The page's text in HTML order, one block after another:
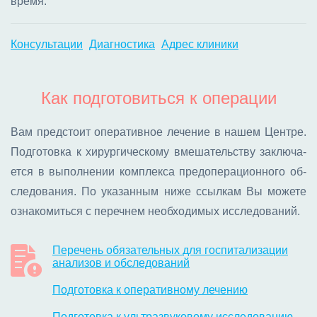
Консультации Диагностика Адрес клиники
Как подготовиться к операции
Вам пред­сто­ит опе­ра­тив­ное ле­че­ние в на­шем Цен­тре.
Под­го­тов­ка к хи­рур­ги­че­ско­му вме­ша­тель­ству за­клю­ча­
ет­ся в вы­пол­не­нии ком­плек­са пред­опе­ра­ци­он­но­го об­
сле­до­ва­ния. По ука­зан­ным ни­же ссыл­кам Вы мо­же­те
озна­ко­мить­ся с пе­реч­нем необ­хо­ди­мых ис­сле­до­ва­ний.
Перечень обязательных для госпитализации
анализов и обследований
Подготовка к оперативному лечению